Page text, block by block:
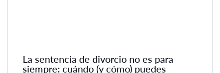
La sentencia de divorcio no es para
siempre: cuándo (y cómo) puedes